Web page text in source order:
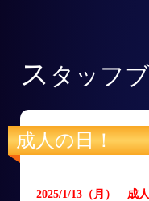
ス タッフ
成人の日！
2025/1/13 （月 ） 成